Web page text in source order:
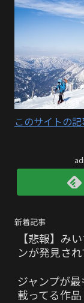
このサイトの
新着記事
【悲報】み
ンが発見さ
ジャンプが
載ってる作